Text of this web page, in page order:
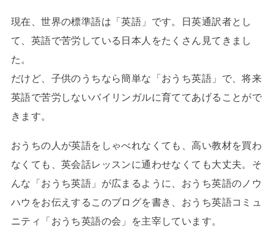
現在、世界の標準語は「英語」です。日英通訳者とし
て、英語で苦労している日本人をたくさん見てきまし
た。
だけど、子供のうちなら簡単な「おうち英語」で、将来
英語で苦労しないバイリンガルに育ててあげることがで
きます。
おうちの人が英語をしゃべれなくても、高い教材を買わ
なくても、英会話レッスンに通わせなくても大丈夫。そ
んな「おうち英語」が広まるように、おうち英語のノウ
ハウをお伝えするこのブログを書き、おうち英語コミュ
ニティ「おうち英語の会」を主宰しています。